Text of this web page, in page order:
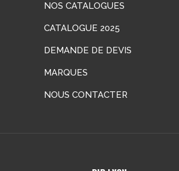
NOS CATALOGUES
CATALOGUE 2025
DEMANDE DE DEVIS
MARQUES
NOUS CONTACTER